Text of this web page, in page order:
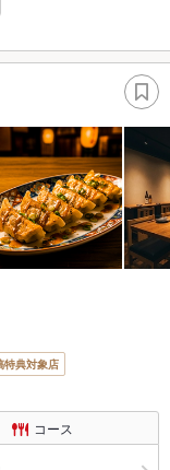
特典対象店
コース